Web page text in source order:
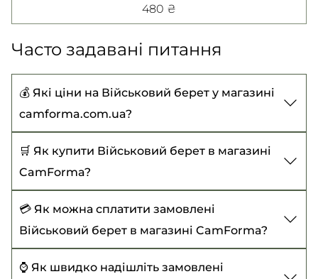
480 ₴
Часто задавані питання
💰 Які ціни на Військовий берет у магазині
camforma.com.ua?
Ціни на Військовий берет починаються від 375
₴ до 480 ₴
🛒 Як купити Військовий берет в магазині
CamForma?
Щоб купити Військовий берет, виберіть
потрібний товар, додайте до кошика та
оформіть замовлення із зазначенням усіх
необхідних даних. Або зателефонуйте нам -
💳 Як можна сплатити замовлені
Військовий берет в магазині CamForma?
Наразі доступні такі варіанти оплати:
⌚ Як швидко надішліть замовлені